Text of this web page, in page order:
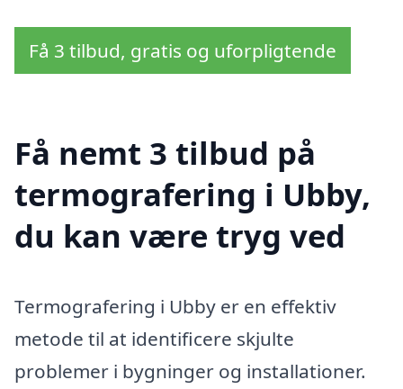
Få 3 tilbud, gratis og uforpligtende
Få nemt 3 tilbud på
termografering i Ubby,
du kan være tryg ved
Termografering i Ubby er en effektiv
metode til at identificere skjulte
problemer i bygninger og installationer.